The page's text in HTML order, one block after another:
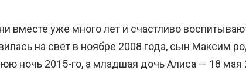
вместе уже много лет и счастливо
на свет в ноябре 2008 года, сын Максим
ночь 2015-го, а младшая дочь Алиса — 18 мая